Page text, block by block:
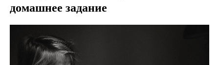
домашнее задание